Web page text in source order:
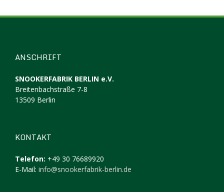
ANSCHRIFT
SNOOKERFABRIK BERLIN e.V.
Breitenbachstraße 7-8
13509 Berlin
KONTAKT
Telefon: +49 30 76689920
E-Mail: info@snookerfabrik-berlin.de